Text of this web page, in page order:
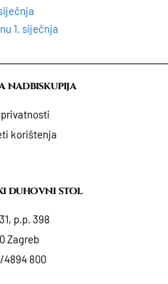
1. siječnja
nadbiskupija
korištenja
duhovni stol
p.p. 398
Zagreb
4894 800